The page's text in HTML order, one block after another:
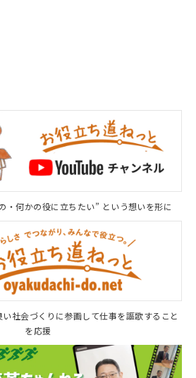
・何かの役に立ちたい” という想いを形に
社会づくりに参画して仕事を謳歌すること
を応援